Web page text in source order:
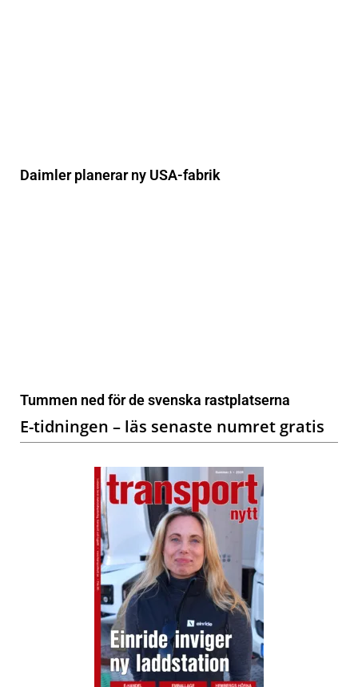
Daimler planerar ny USA-fabrik
Tummen ned för de svenska rastplatserna
E-tidningen – läs senaste numret gratis